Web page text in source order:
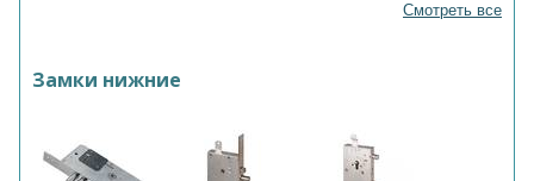
Смотреть все
Замки нижние